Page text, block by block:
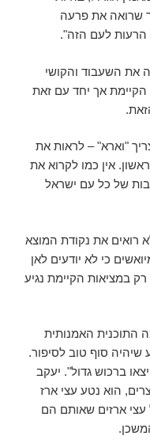
שרואה את פרעה
לעם הזה".
את השעבוד והקושי
הקיימת אך יחד עם זאת
"וארא" – לראות את
אין כמו לקרוא את
של כל עם ישראל
רואים את נקודת המוצא
כי לא יודעים לאן
במציאות הקיימת נגיע
התוכנית האמנותית
שיהיה סוף טוב לסיפור.
ברכוש גדול". יעקב
הוא נטע עצי ארז
עצי ארזים שאותם הם